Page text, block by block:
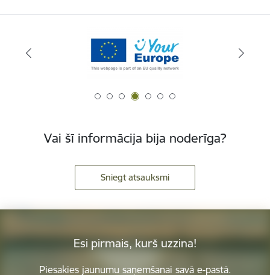
Vai šī informācija bija noderīga?
Sniegt atsauksmi
Esi pirmais, kurš uzzina!
Piesakies jaunumu saņemšanai savā e-pastā.